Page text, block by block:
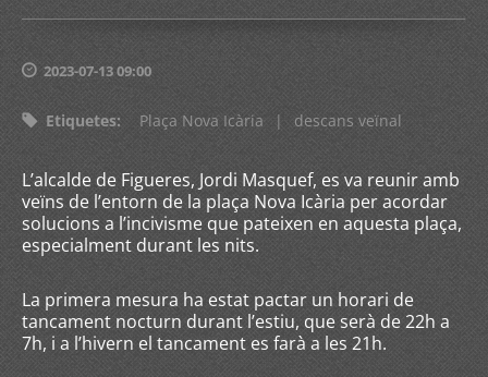
2023-07-13 09:00
Etiquetes: Plaça Nova Icària | descans veïnal
L’alcalde de Figueres, Jordi Masquef, es va reunir amb
veïns de l’entorn de la plaça Nova Icària per acordar
solucions a l’incivisme que pateixen en aquesta plaça,
especialment durant les nits.
La primera mesura ha estat pactar un horari de
tancament nocturn durant l’estiu, que serà de 22h a
7h, i a l’hivern el tancament es farà a les 21h.